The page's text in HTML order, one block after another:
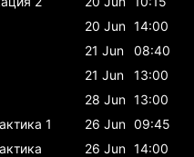
20 Jun 14:00
21 Jun
08:40
21 Jun
13:00
28 Jun 13:00
1 26 Jun 09:45
26 Jun 14:00